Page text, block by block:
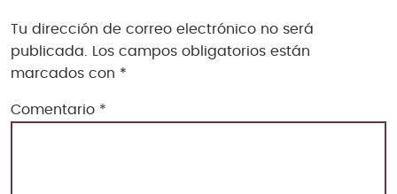
Tu dirección de correo electrónico no será
publicada. Los campos obligatorios están
marcados con *
Comentario *